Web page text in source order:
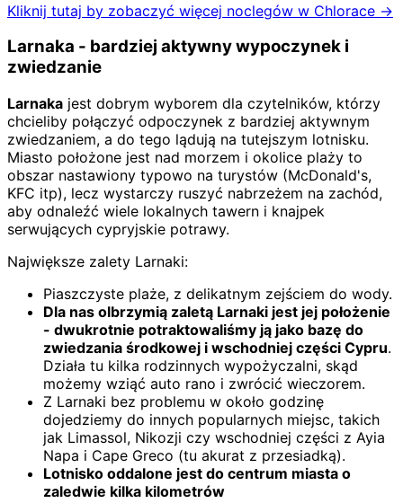
Kliknij tutaj by zobaczyć więcej noclegów w Chlorace →
Larnaka - bardziej aktywny wypoczynek i
zwiedzanie
Larnaka jest dobrym wyborem dla czytelników, którzy
chcieliby połączyć odpoczynek z bardziej aktywnym
zwiedzaniem, a do tego lądują na tutejszym lotnisku.
Miasto położone jest nad morzem i okolice plaży to
obszar nastawiony typowo na turystów (McDonald's,
KFC itp), lecz wystarczy ruszyć nabrzeżem na zachód,
aby odnaleźć wiele lokalnych tawern i knajpek
serwujących cypryjskie potrawy.
Największe zalety Larnaki:
Piaszczyste plaże, z delikatnym zejściem do wody.
Dla nas olbrzymią zaletą Larnaki jest jej położenie
- dwukrotnie potraktowaliśmy ją jako bazę do
zwiedzania środkowej i wschodniej części Cypru.
Działa tu kilka rodzinnych wypożyczalni, skąd
możemy wziąć auto rano i zwrócić wieczorem.
Z Larnaki bez problemu w około godzinę
dojedziemy do innych popularnych miejsc, takich
jak Limassol, Nikozji czy wschodniej części z Ayia
Napa i Cape Greco (tu akurat z przesiadką).
Lotnisko oddalone jest do centrum miasta o
zaledwie kilka kilometrów